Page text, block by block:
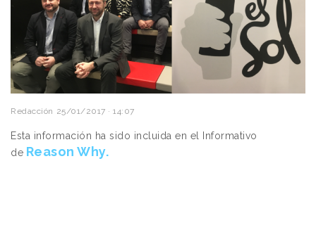
Redacción 25/01/2017 · 14:07
Esta información ha sido incluida en el Informativo
de Reason Why.